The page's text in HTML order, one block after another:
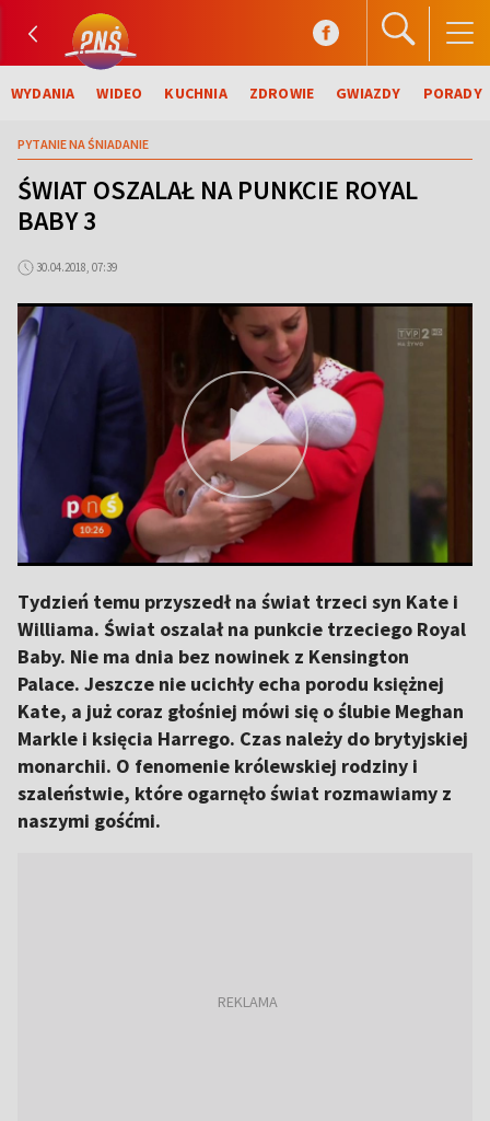
WYDANIA WIDEO KUCHNIA ZDROWIE GWIAZDY PORADY
PYTANIE NA ŚNIADANIE
ŚWIAT OSZALAŁ NA PUNKCIE ROYAL
BABY 3
30.04.2018, 07:39
Tydzień temu przyszedł na świat trzeci syn Kate i
Williama. Świat oszalał na punkcie trzeciego Royal
Baby. Nie ma dnia bez nowinek z Kensington
Palace. Jeszcze nie ucichły echa porodu księżnej
Kate, a już coraz głośniej mówi się o ślubie Meghan
Markle i księcia Harrego. Czas należy do brytyjskiej
monarchii. O fenomenie królewskiej rodziny i
szaleństwie, które ogarnęło świat rozmawiamy z
naszymi gośćmi.